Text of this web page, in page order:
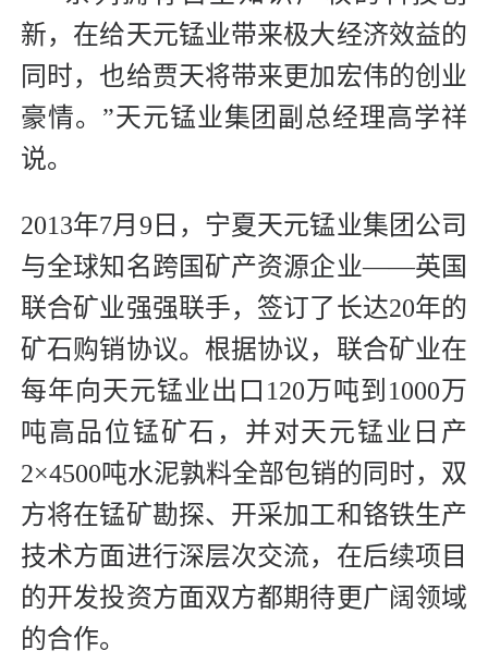
新，在给天元锰业带来极大经济效益的
同时，也给贾天将带来更加宏伟的创业
豪情。”天元锰业集团副总经理高学祥
说。
2013年7月9日，宁夏天元锰业集团公司
与全球知名跨国矿产资源企业——英国
联合矿业强强联手，签订了长达20年的
矿石购销协议。根据协议，联合矿业在
每年向天元锰业出口120万吨到1000万
吨高品位锰矿石，并对天元锰业日产
2×4500吨水泥孰料全部包销的同时，双
方将在锰矿勘探、开采加工和铬铁生产
技术方面进行深层次交流，在后续项目
的开发投资方面双方都期待更广阔领域
的合作。